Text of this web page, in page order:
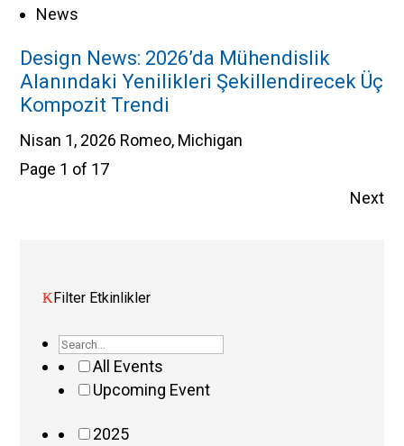
News
Design News: 2026’da Mühendislik
Alanındaki Yenilikleri Şekillendirecek Üç
Kompozit Trendi
Nisan 1, 2026 Romeo, Michigan
Page 1 of 17
Next
Filter Etkinlikler
All Events
Upcoming Event
2025